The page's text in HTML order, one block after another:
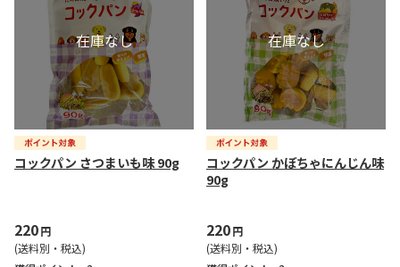
コックパン さつまいも味 90g
220円
(送料別・税込)
コックパン かぼちゃにんじん味
90g
220円
(送料別・税込)